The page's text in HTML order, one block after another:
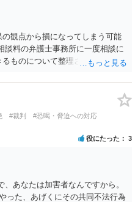
算がされている」「夫側から支
して）反論等されてこじれてし
談金の趣旨、清算対象、妻の請
重要です。示談金１８０万円の
、通院・治療の有無、診断内
、身体的・精神的負担が考慮さ
離婚できないと伝えていた事情
損害については争い得る部分もあ
求する慰謝料額は、夫が不貞相
ではありません。不貞期間、回
婚・別居の有無、相手方の認識
況等に応じて、弁護士への個別相
観点から損になってしまう可能
料の弁護士事務所に一度相談に
ものについて整理されるのがよ
#裁判
#恐喝・脅迫への対応
役にたった 3
あなたは加害者なんですから。
った、あげくにその共同不法行為